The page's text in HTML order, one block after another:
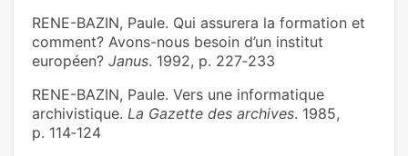
RENE-BAZIN, Paule. Qui assurera la formation et
comment? Avons-nous besoin d’un institut
européen? Janus. 1992, p. 227‑233
RENE-BAZIN, Paule. Vers une informatique
archivistique. La Gazette des archives. 1985,
p. 114‑124